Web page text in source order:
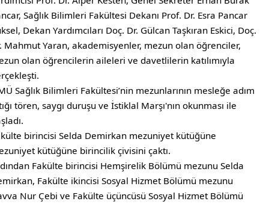
Sağlık Bilimleri Fakültesi Dekanı Prof. Dr. Esra Pancar
Dekan Yardımcıları Doç. Dr. Gülcan Taşkıran Eskici, Doç.
Mahmut Yaran, akademisyenler, mezun olan öğrenciler,
olan öğrencilerin aileleri ve davetlilerin katılımıyla
Sağlık Bilimleri Fakültesi’nin mezunlarının mesleğe adım
tören, saygı duruşu ve İstiklal Marşı'nın okunması ile
birincisi Selda Demirkan mezuniyet kütüğüne
kütüğüne birincilik çivisini çaktı.
Fakülte birincisi Hemşirelik Bölümü mezunu Selda
Fakülte ikincisi Sosyal Hizmet Bölümü mezunu
Nur Çebi ve Fakülte üçüncüsü Sosyal Hizmet Bölümü